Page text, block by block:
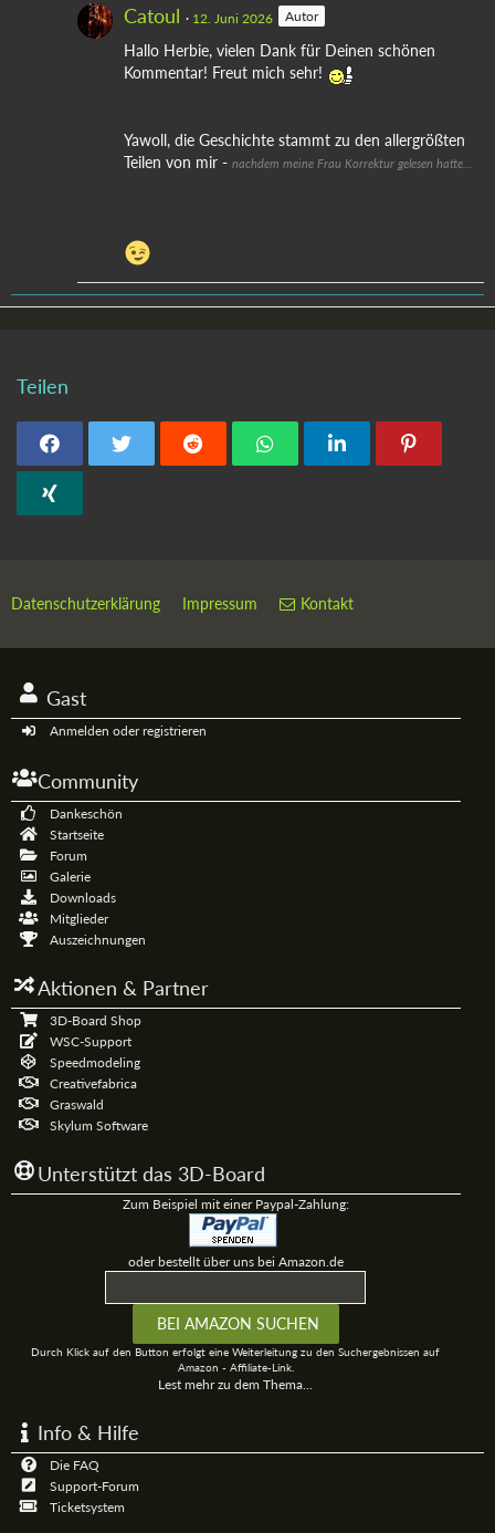
Catoul 12. Juni 2026 Autor
Hallo Herbie, vielen Dank für Deinen schönen
Kommentar! Freut mich sehr!
Yawoll, die Geschichte stammt zu den allergrößten
Teilen von mir - nachdem meine Frau Korrektur gelesen hatte...
Teilen
Datenschutzerklärung Impressum Kontakt
Gast
Anmelden oder registrieren
Community
Dankeschön
Startseite
Forum
Galerie
Downloads
Mitglieder
Auszeichnungen
Aktionen & Partner
3D-Board Shop
WSC-Support
Speedmodeling
Creativefabrica
Graswald
Skylum Software
Unterstützt das 3D-Board
Zum Beispiel mit einer Paypal-Zahlung:
oder bestellt über uns bei Amazon.de
Durch Klick auf den Button erfolgt eine Weiterleitung zu den Suchergebnissen auf
Amazon - Affiliate-Link.
Lest mehr zu dem Thema...
Info & Hilfe
Die FAQ
Support-Forum
Ticketsystem